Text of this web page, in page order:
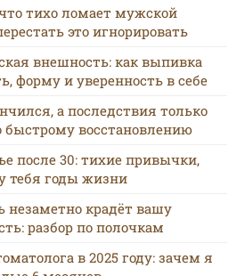
тихо ломает мужской
это игнорировать
внешность: как выпивка
форму и уверенность в себе
а последствия только
быстрому восстановлению
после 30: тихие привычки,
тебя годы жизни
незаметно крадёт вашу
разбор по полочкам
в 2025 году: зачем я